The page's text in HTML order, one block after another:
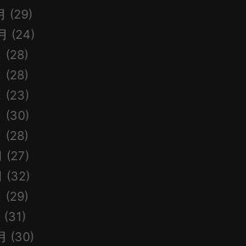
(29)
(24)
(28)
(28)
(23)
(30)
(28)
(27)
(32)
(29)
(31)
(30)